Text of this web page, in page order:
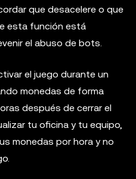
que desacelere o que
esta función está
el abuso de bots.
el juego durante un
monedas de forma
después de cerrar el
tu oficina y tu equipo,
monedas por hora y no